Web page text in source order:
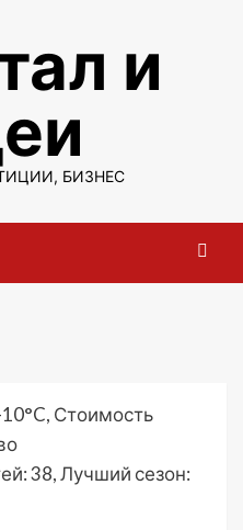
и
БИЗНЕС
Стоимость
38, Лучший сезон: